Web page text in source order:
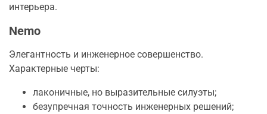
интерьера.
Nemo
Элегантность и инженерное совершенство.
Характерные черты:
лаконичные, но выразительные силуэты;
безупречная точность инженерных решений;